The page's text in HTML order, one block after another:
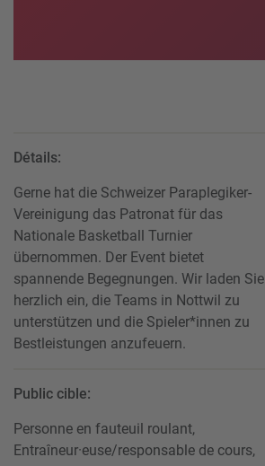
Détails:
Gerne hat die Schweizer Paraplegiker-
Vereinigung das Patronat für das
Nationale Basketball Turnier
übernommen. Der Event bietet
spannende Begegnungen. Wir laden Sie
herzlich ein, die Teams in Nottwil zu
unterstützen und die Spieler*innen zu
Bestleistungen anzufeuern.
Public cible:
Personne en fauteuil roulant,
Entraîneur·euse/responsable de cours,